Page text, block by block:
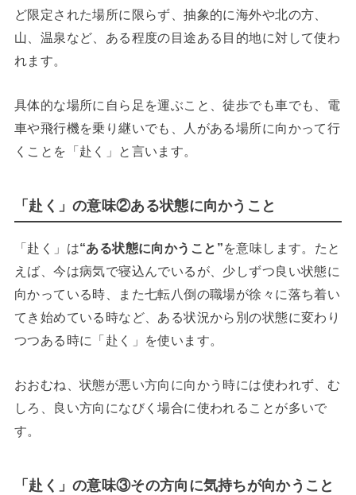
ど限定された場所に限らず、抽象的に海外や北の方、
山、温泉など、ある程度の目途ある目的地に対して使わ
れます。
具体的な場所に自ら足を運ぶこと、徒歩でも車でも、電
車や飛行機を乗り継いでも、人がある場所に向かって行
くことを「赴く」と言います。
「赴く」の意味②ある状態に向かうこと
「赴く」は“ある状態に向かうこと”を意味します。たと
えば、今は病気で寝込んでいるが、少しずつ良い状態に
向かっている時、また七転八倒の職場が徐々に落ち着い
てき始めている時など、ある状況から別の状態に変わり
つつある時に「赴く」を使います。
おおむね、状態が悪い方向に向かう時には使われず、む
しろ、良い方向になびく場合に使われることが多いで
す。
「赴く」の意味③その方向に気持ちが向かうこと